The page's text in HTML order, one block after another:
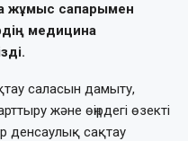
жұмыс сапарымен
медицина
саласын дамыту,
және өңірдегі өзекті
денсаулық сақтау